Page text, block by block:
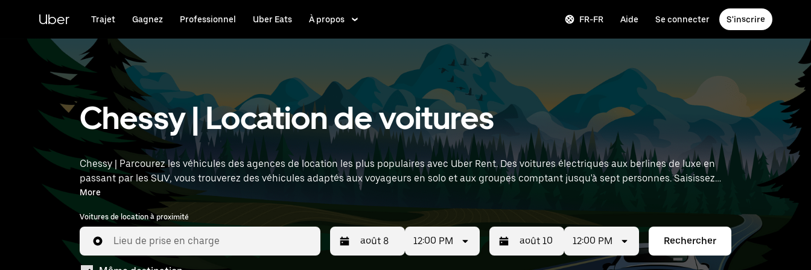
principal
Uber Trajet Gagnez Professionnel Uber Eats À propos FR-FR Aide Se connecter S'inscrire
Chessy | Location de voitures
Chessy | Parcourez les véhicules des agences de location les plus populaires avec Uber Rent. Des voitures électriques aux berlines de luxe en
passant par les SUV, vous trouverez des véhicules adaptés aux voyageurs en solo et aux groupes comptant jusqu'à sept personnes. Saisissez
l'heure et l'emplacement (par exemple : Paris Charles de Gaulle Airport) pour trouver des voitures de location à proximité.
More
Voitures de location à proximité
Lieu de prise en charge 12:00 PM 12:00 PM Rechercher